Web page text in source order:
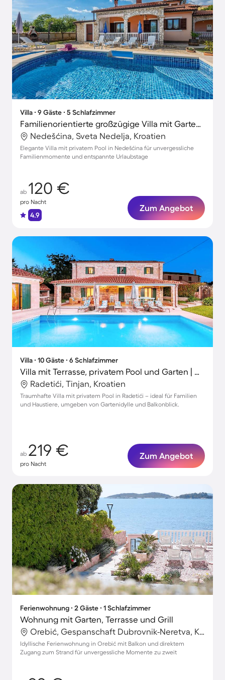
Villa ∙ 9 Gäste ∙ 5 Schlafzimmer
Familienorientierte großzügige Villa mit Garten, Grill und privatem Pool | Haustierfreundlich
Nedešćina, Sveta Nedelja, Kroatien
Elegante Villa mit privatem Pool in Nedešćina für unvergessliche
Familienmomente und entspannte Urlaubstage
ab 120 €
pro Nacht
4.9
Zum Angebot
Villa ∙ 10 Gäste ∙ 6 Schlafzimmer
Villa mit Terrasse, privatem Pool und Garten | Gartenblick
Radetići, Tinjan, Kroatien
Traumhafte Villa mit privatem Pool in Radetići – ideal für Familien
und Haustiere, umgeben von Gartenidylle und Balkonblick.
ab 219 €
pro Nacht
Zum Angebot
Ferienwohnung ∙ 2 Gäste ∙ 1 Schlafzimmer
Wohnung mit Garten, Terrasse und Grill
Orebić, Gespanschaft Dubrovnik-Neretva, Kroatien
Idyllische Ferienwohnung in Orebić mit Balkon und direktem
Zugang zum Strand für unvergessliche Momente zu zweit